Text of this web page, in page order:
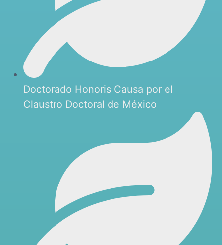
Doctorado Honoris Causa por el
Claustro Doctoral de México